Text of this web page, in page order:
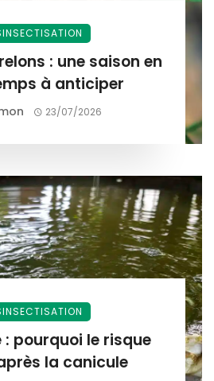
: une saison en
à anticiper
23/07/2026
pourquoi le risque
la canicule